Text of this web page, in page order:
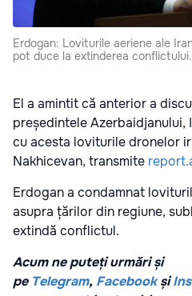
Erdogan: Loviturile aeriene ale
pot duce la extinderea conflictului.
El a amintit că anterior a
președintele Azerbaidjanului,
cu acesta loviturile dronelor
Nakhicevan, transmite
Erdogan a condamnat
asupra țărilor din regiune,
extindă conflictul.
Acum ne puteți urmări și
pe Telegram, Facebook și